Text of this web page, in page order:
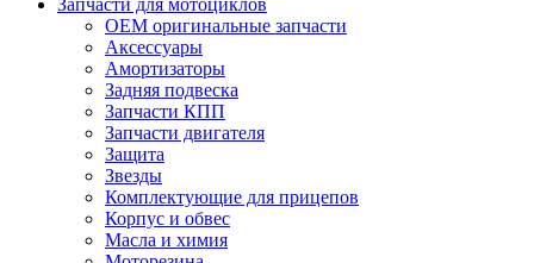
OEM оригинальные запчасти
Аксессуары
Амортизаторы
Задняя подвеска
Запчасти КПП
Запчасти двигателя
Защита
Звезды
Комплектующие для прицепов
Корпус и обвес
Масла и химия